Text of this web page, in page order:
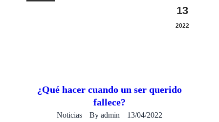
¿Qué hacer cuando un ser querido
fallece?
Noticias By admin 13/04/2022
13
2022